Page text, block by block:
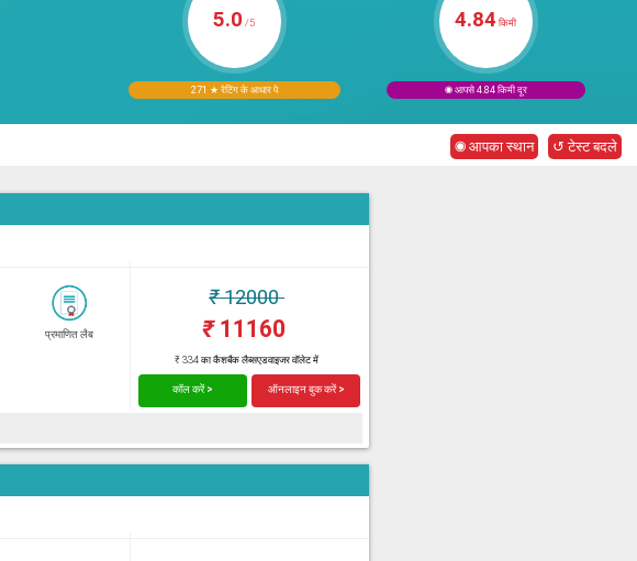
5.0 /5
271 ★ रेटिंग के आधार पे
4.84 किमी
◉ आपसे 4.84 किमी दूर
◉ आपका स्थान ↺ टेस्ट बदले
प्रमाणित लैब
₹12000
₹11160
₹ 334 का कैशबैक लैब्सएडवाइजर वॉलेट में
कॉल करें > ऑनलाइन बुक करें >